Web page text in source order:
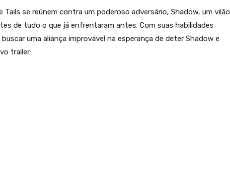
Tails se reúnem contra um poderoso adversário, Shadow, um vilão
de tudo o que já enfrentaram antes. Com suas habilidades
uma aliança improvável na esperança de deter Shadow e
trailer: